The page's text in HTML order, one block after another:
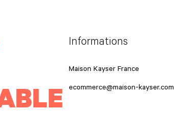
Informations
Maison Kayser France
ecommerce@maison-kayser.com